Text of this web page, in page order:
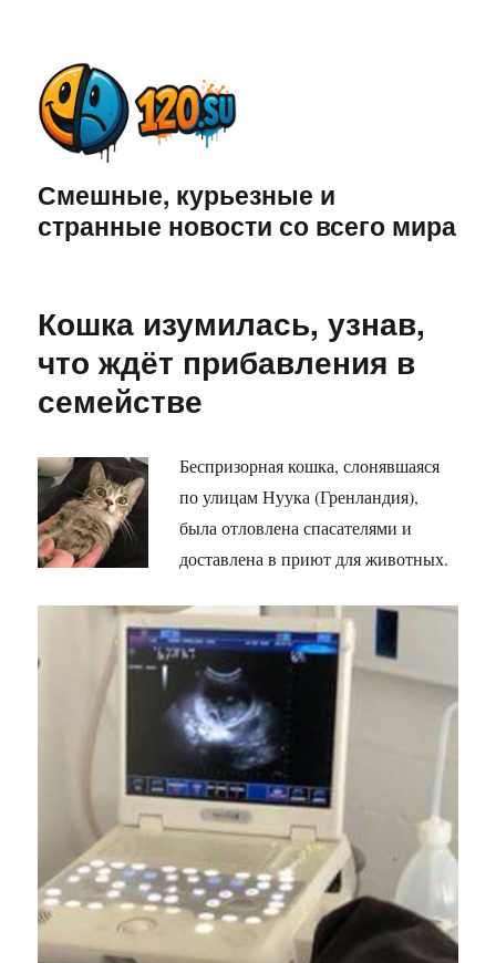
Смешные, курьезные и
странные новости со всего мира
Кошка изумилась, узнав,
что ждёт прибавления в
семействе
Беспризорная кошка, слонявшаяся
по улицам Нуука (Гренландия),
была отловлена спасателями и
доставлена в приют для животных.